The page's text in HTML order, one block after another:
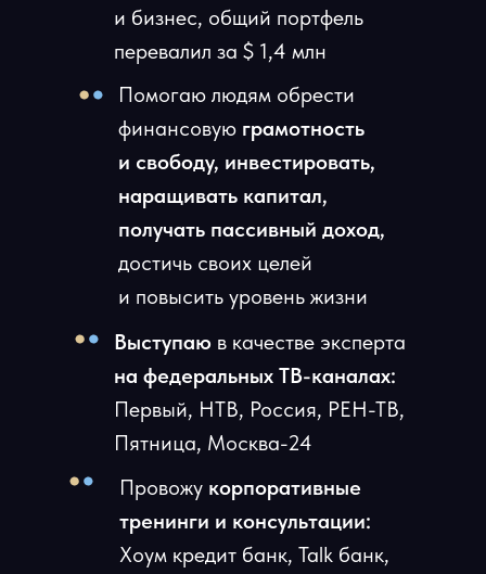
и бизнес, общий портфель
перевалил за $ 1,4 млн
Помогаю людям обрести
финансовую грамотность
и свободу, инвестировать,
наращивать капитал,
получать пассивный доход,
достичь своих целей
и повысить уровень жизни
Провожу корпоративные
тренинги и консультации:
Хоум кредит банк, Talk банк,
Выступаю в качестве эксперта
на федеральных ТВ-каналах:
Первый, НТВ, Россия, РЕН-ТВ,
Пятница, Москва-24